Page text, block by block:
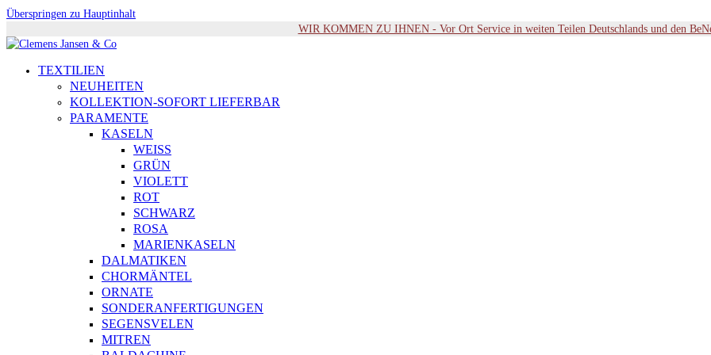
Überspringen zu Hauptinhalt
WIR KOMMEN ZU IHNEN - Vor Ort Service in weiten Teilen Deutschlands und den
TEXTILIEN
NEUHEITEN
KOLLEKTION-SOFORT LIEFERBAR
PARAMENTE
KASELN
WEISS
GRÜN
VIOLETT
ROT
SCHWARZ
ROSA
MARIENKASELN
DALMATIKEN
CHORMÄNTEL
ORNATE
SONDERANFERTIGUNGEN
SEGENSVELEN
MITREN